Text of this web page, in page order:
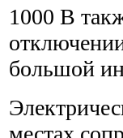
1000 В
большой